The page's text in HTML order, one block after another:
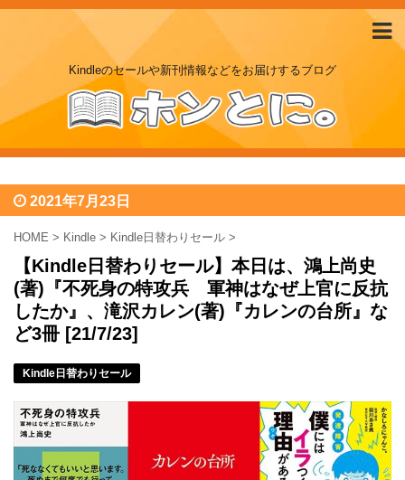
Kindleのセールや新刊情報などをお届けするブログ
2021年7月23日
HOME > Kindle > Kindle日替わりセール >
【Kindle日替わりセール】本日は、鴻上尚史
(著)『不死身の特攻兵 軍神はなぜ上官に反抗
したか』、滝沢カレン(著)『カレンの台所』な
ど3冊 [21/7/23]
Kindle日替わりセール